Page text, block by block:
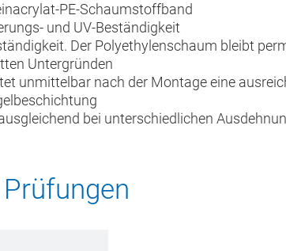
PE-Schaumstoffband
und UV-Beständigkeit
Der Polyethylenschaum bleibt
Untergründen
unmittelbar nach der Montage eine
bei unterschiedlichen